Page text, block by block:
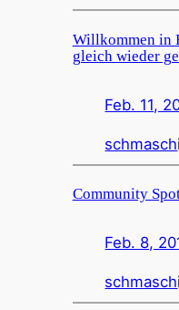
Willkommen in
gleich wieder
Feb. 11,
schmasch
Community
Feb. 8,
schmasch